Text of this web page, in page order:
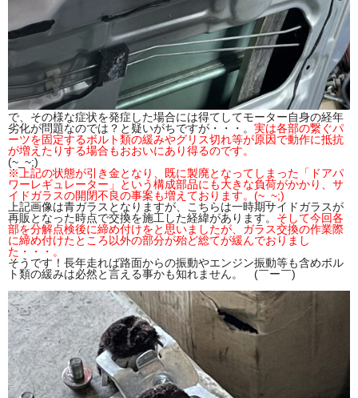
で、その様な症状を発症した場合には得てしてモーター自身の経年
劣化が問題なのでは？と疑いがちですが・・・。 実は各部の繋ぐパ
ーツを固定するボルト類の緩みやグリス切れ等が原因で動作に抵抗
が増えたりする場合もおおいにあり得るのです。
(~_~;)
※上記の状態が引き金となり、既に製廃となってしまった「ドアパ
ワーレギュレーター」という構成部品にも大きな負荷がかかり、サ
イドガラスの開閉不良の事案も増えております。(~_~;)
上記画像は青ガラスとなりますが、こちらは一時期サイドガラスが
再販となった時点で交換を施工した経緯があります。 そして今回各
部を分解点検後に締め付けをと思いましたが、ガラス交換の作業際
に締め付けたところ以外の部分が殆ど総てが緩んでおりまし
た・・・。
そうです！長年走れば路面からの振動やエンジン振動等も含めボル
ト類の緩みは必然と言える事かも知れません。 (￣ー￣)